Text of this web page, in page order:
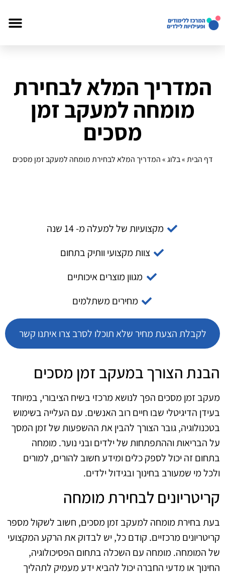
המדריך המלא לבחירת
מומחה למעקב זמן
מסכים
דף הבית»בלוג»המדריך המלא לבחירת מומחה למעקב זמן מסכים
מקצועיות של למעלה מ- 14 שנה
צוות מקצועי וותיק בתחום
מגוון מוצרים איכותיים
מחירים משתלמים
לקבלת הצעת מחיר שלא תוכלו לסרב צרו איתנו קשר
הבנת הצורך במעקב זמן מסכים
מעקב זמן מסכים הפך לנושא מרכזי בשיח הציבורי, במיוחד
בעידן הדיגיטלי שבו חיים רוב האנשים. עם העלייה בשימוש
בטכנולוגיה, גובר הצורך להבין את ההשפעות של זמן המסך
על הבריאות וההתפתחות של ילדים ובני נוער. מומחה
בתחום זה יכול לספק כלים ומידע חשוב להורים, למורים
ולכל מי שמעורב בחינוך ובגידול ילדים.
קריטריונים לבחירת מומחה
בעת בחירת מומחה למעקב זמן מסכים, חשוב לשקול מספר
קריטריונים מרכזיים. קודם כל, יש לבדוק את הרקע המקצועי
של המומחה. מומחה עם השכלה בתחום הפסיכולוגיה,
החינוך או מדעי החברה יכול להביא ידע מעמיק לתהליך